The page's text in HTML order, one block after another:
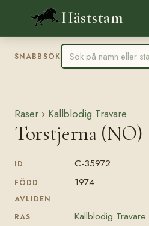
Häststam
SNABBSÖK
Raser › Kallblodig Travare
Torstjerna (NO)
ID C-35972
FÖDD 1974
AVLIDEN
RAS
Kallblodig Travare